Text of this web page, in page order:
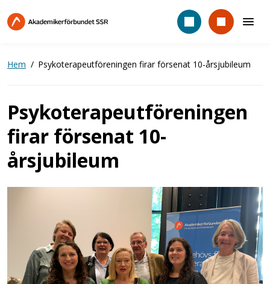
till
Hem Psykoterapeutföreningen firar försenat 10-årsjubileum
Psykoterapeutföreningen
firar försenat 10-
årsjubileum